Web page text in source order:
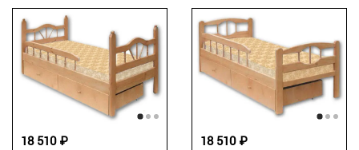
18 510 ₽ 18 510 ₽